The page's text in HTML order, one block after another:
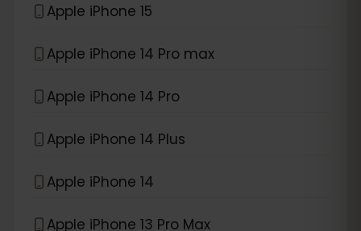
Apple iPhone 15
Apple iPhone 14 Pro max
Apple iPhone 14 Pro
Apple iPhone 14 Plus
Apple iPhone 14
Apple iPhone 13 Pro Max